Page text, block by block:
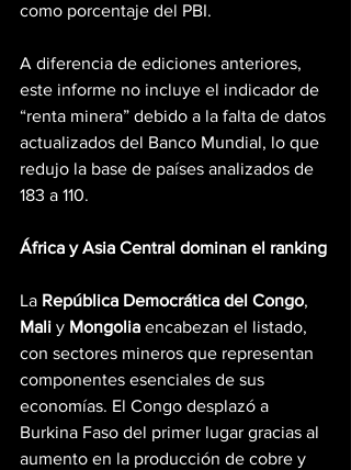
como porcentaje del PBI.
A diferencia de ediciones anteriores,
este informe no incluye el indicador de
“renta minera” debido a la falta de datos
actualizados del Banco Mundial, lo que
redujo la base de países analizados de
183 a 110.
África y Asia Central dominan el ranking
La República Democrática del Congo,
Mali y Mongolia encabezan el listado,
con sectores mineros que representan
componentes esenciales de sus
economías. El Congo desplazó a
Burkina Faso del primer lugar gracias al
aumento en la producción de cobre y